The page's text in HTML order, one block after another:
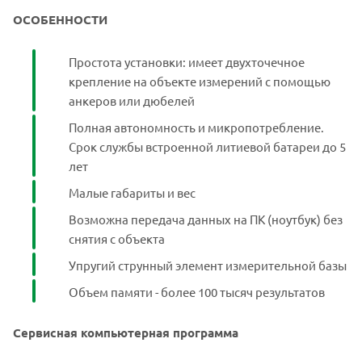
ОСОБЕННОСТИ
Простота установки: имеет двухточечное
крепление на объекте измерений с помощью
анкеров или дюбелей
Полная автономность и микропотребление.
Срок службы встроенной литиевой батареи до 5
лет
Малые габариты и вес
Возможна передача данных на ПК (ноутбук) без
снятия с объекта
Упругий струнный элемент измерительной базы
Объем памяти - более 100 тысяч результатов
Сервисная компьютерная программа